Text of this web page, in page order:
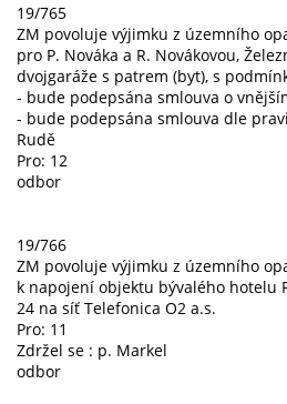
19/765
ZM povoluje výjimku z územního
pro P. Nováka a R. Novákovou,
dvojgaráže s patrem (byt), s
- bude podepsána smlouva o
- bude podepsána smlouva dle
Rudě
Pro: 12 Zodp.:
odbor
19/766
ZM povoluje výjimku z územního
k napojení objektu bývalého hotelu
24 na síť Telefonica O2 a.s.
Pro: 11
Zdržel se : p. Markel
odbor